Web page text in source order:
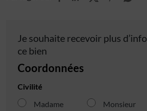
Je souhaite recevoir plus
ce bien
Coordonnées
Civilité
Madame
Monsieur